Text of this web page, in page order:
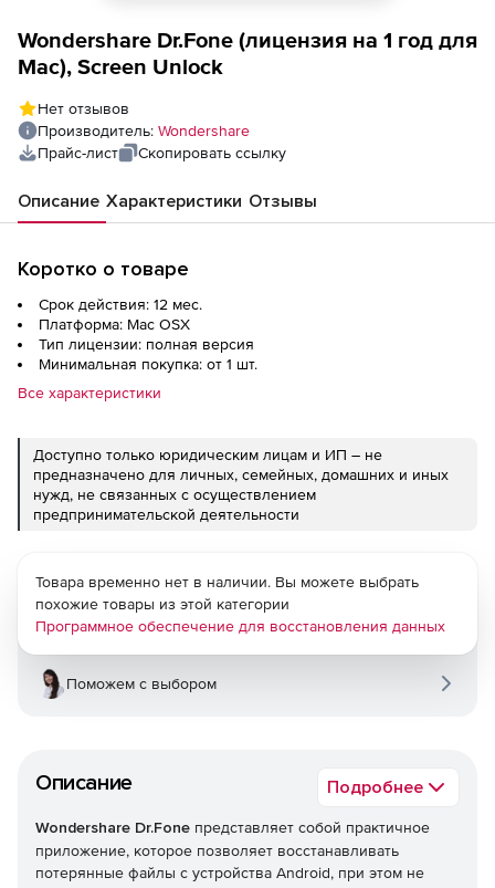
Wondershare Dr.Fone (лицензия на 1 год для
Mac), Screen Unlock
Нет отзывов
Производитель: Wondershare
Прайс-лист
Скопировать ссылку
Описание Характеристики Отзывы
Коротко о товаре
Срок действия: 12 мес.
Платформа: Mac OSX
Тип лицензии: полная версия
Минимальная покупка: от 1 шт.
Все характеристики
Доступно только юридическим лицам и ИП – не
предназначено для личных, семейных, домашних и иных
нужд, не связанных с осуществлением
предпринимательской деятельности
Описание Подробнее
Wondershare Dr.Fone представляет собой практичное
приложение, которое позволяет восстанавливать
потерянные файлы с устройства Android, при этом не
Товара временно нет в наличии. Вы можете выбрать
похожие товары из этой категории
Программное обеспечение для восстановления данных
Поможем с выбором